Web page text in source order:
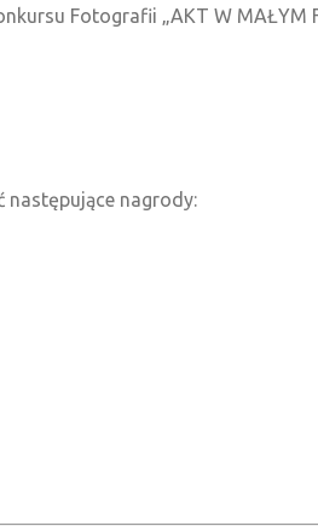
Fotografii „AKT W MAŁYM
następujące nagrody: